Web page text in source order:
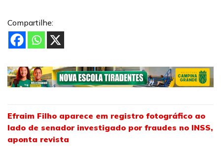
Compartilhe:
Efraim Filho aparece em registro fotográfico ao
lado de senador investigado por fraudes no INSS,
aponta revista